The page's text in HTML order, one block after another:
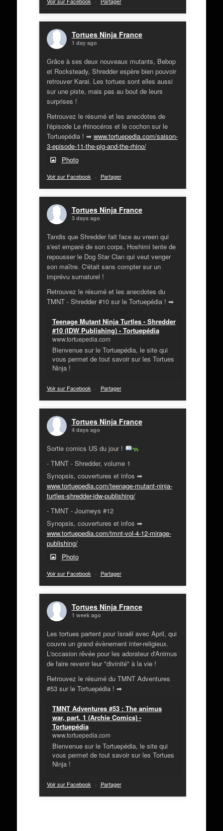
Tortues Ninja France
1 day ago
Grâce à ses deux nouveaux mutants, Bebop
et Rocksteady, Shredder espère bien pouvoir
retrouver Karai. Les tortues sont elles aussi
sur une piste, mais pas au bout de leurs
surprises !
Retrouvez le résumé et les anecdotes de
l'épisode Le rhinocéros et le cochon sur le
Tortuepédia ! ➡ www.tortuepedia.com/saison-
3-episode-11-the-pig-and-the-rhino/
Photo
Voir sur Facebook · Partager
Tortues Ninja France
3 days ago
Tandis que Shredder fait face au vreen qui
s'est emparé de son corps, Hoshimi tente de
repousser le Dog Star Clan qui veut venger
son maître. C'était sans compter sur un
imprévu surnaturel !
Retrouvez le résumé et les anecdotes du
TMNT - Shredder #10 sur le Tortuepédia ! ➡
Teenage Mutant Ninja Turtles - Shredder
#10 (IDW Publishing) - Tortuepédia
www.tortuepedia.com
Bienvenue sur le Tortuepédia, le site qui
vous permet de tout savoir sur les Tortues
Ninja !
Voir sur Facebook · Partager
Tortues Ninja France
4 days ago
Sortie comics US du jour !
- TMNT - Shredder, volume 1
Synopsis, couvertures et infos ➡
www.tortuepedia.com/teenage-mutant-ninja-
turtles-shredder-idw-publishing/
- TMNT - Journeys #12
Synopsis, couvertures et infos ➡
www.tortuepedia.com/tmnt-vol-4-12-mirage-
publishing/
Photo
Voir sur Facebook · Partager
Tortues Ninja France
1 week ago
Les tortues partent pour Israël avec April, qui
couvre un grand évènement inter-religieux.
L'occasion rêvée pour les adorateur d'Animus
de faire revenir leur "divinité" à la vie !
Retrouvez le résumé du TMNT Adventures
#53 sur le Tortuepédia ! ➡
TMNT Adventures #53 : The animus
war, part. 1 (Archie Comics) -
Tortuepédia
www.tortuepedia.com
Bienvenue sur le Tortuepédia, le site qui
vous permet de tout savoir sur les Tortues
Ninja !
Voir sur Facebook · Partager